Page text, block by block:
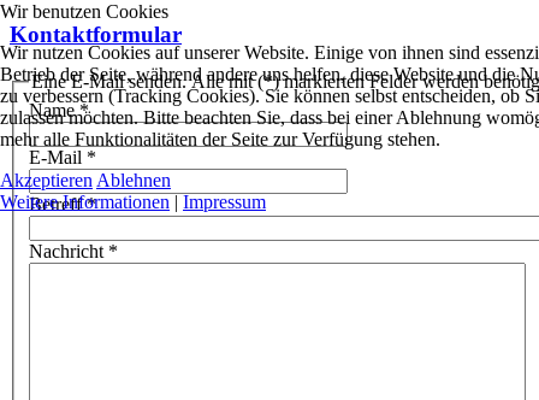
Kontaktformular
Eine E-Mail senden. Alle mit (*) markierten Felder werden
Name*
E-Mail *
Betreff*
Nachricht *
Wir benutzen Cookies
Wir nutzen Cookies auf unserer Website. Einige von ihnen sind
Betrieb der Seite, während andere uns helfen, diese Website und die
zu verbessern (Tracking Cookies). Sie können selbst entscheiden, ob
zulassen möchten. Bitte beachten Sie, dass bei einer Ablehnung
mehr alle Funktionalitäten der Seite zur Verfügung stehen.
Akzeptieren Ablehnen
Weitere Informationen | Impressum